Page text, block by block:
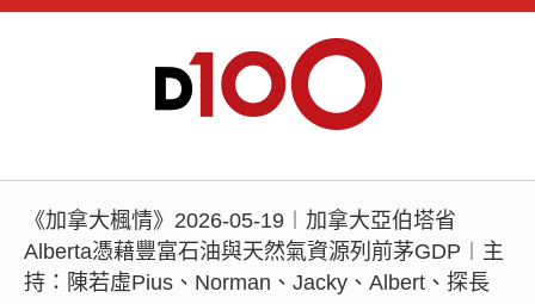
《加拿大楓情》2026-05-19︱加拿大亞伯塔省
Alberta憑藉豐富石油與天然氣資源列前茅GDP︱主
持：陳若虛Pius、Norman、Jacky、Albert、探長